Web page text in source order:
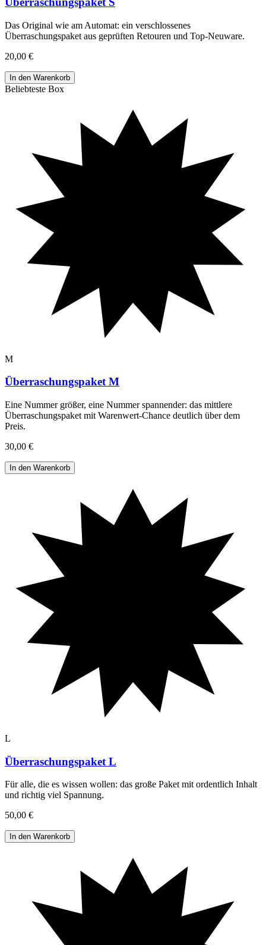
Das Original wie am Automat: ein verschlossenes
Überraschungspaket aus geprüften Retouren und Top-Neuware.
20,00 €
In den Warenkorb
Beliebteste Box
M
Überraschungspaket M
Eine Nummer größer, eine Nummer spannender: das mittlere
Überraschungspaket mit Warenwert-Chance deutlich über dem
Preis.
30,00 €
In den Warenkorb
L
Überraschungspaket L
Für alle, die es wissen wollen: das große Paket mit ordentlich Inhalt
und richtig viel Spannung.
50,00 €
In den Warenkorb